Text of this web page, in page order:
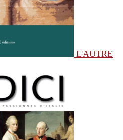
L'AUTRE